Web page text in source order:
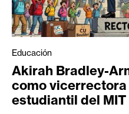
Educación
Akirah Bradley-
como vicerrectora
estudiantil del MIT